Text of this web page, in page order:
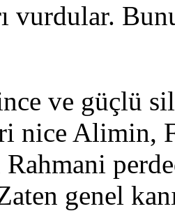
vurdular.
ve güçlü
nice Alimin,
genel